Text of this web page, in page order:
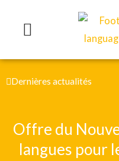
Dernières actualités
Offre du
langues pour